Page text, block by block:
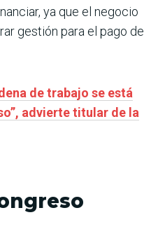
ya que el negocio
gestión para el pago de
de trabajo se está
advierte titular de la